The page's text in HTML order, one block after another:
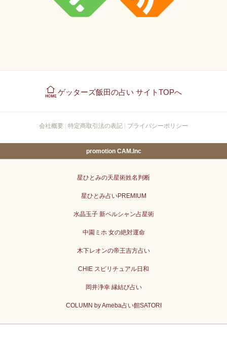
ゲッターズ飯田の占い サイトTOPへ
会社概要 | 特定商取引法の表記 | プライバシーポリシー
promotion CAM.Inc
星ひとみの天星術姓名判断
星ひとみ占いPREMIUM
水晶玉子 新ペルシャン占星術
中園ミホ 女の絶対運命
木下レオンの帝王吉方占い
CHIE スピリチュアル日和
岡井浄幸 縁結び占い
COLUMN by Ameba占い館SATORI